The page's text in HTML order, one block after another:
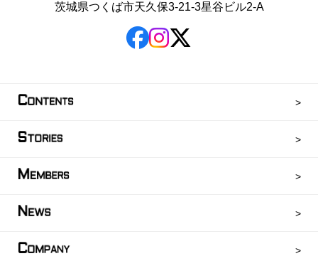
茨城県つくば市天久保3-21-3星谷ビル2-A
CONTENTS
STORIES
M EMBERS
N EWS
COMPANY